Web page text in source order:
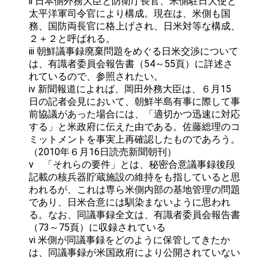
太平洋軍司令官により構成。現在は、米側も国
務、国防両長官に格上げされ、日米対等な構成、
２＋２と呼ばれる。
iii 朝鮮議事録廃棄問題をめぐる日米交渉について
は、有識者委員会報告書（54～55頁）に詳述さ
れているので、参照されたい。
iv 新聞報道によれば、岡田外務大臣は、６月15
日の記者会見において、朝鮮半島有事に際して事
前協議があった場合には、「適切かつ迅速に対応
する」と米政府に伝えた由である。佐藤総理のコ
ミットメントを事実上再確認したものであろう。
（2010年６月16日読売新聞朝刊）
v 「それらの要件」とは、秘密合意議事録後段
記載の核兵器貯蔵施設の維持をも指していると思
われるが、これは専ら米側内部の基地管理の問題
であり、日米合意には馴染まないように思われ
る。なお、同議事録全文は、有識者委員会報告書
（73～75頁）に収録されている
vi 米側が同議事録をどのように保管してきたか
は、同議事録が米国政府により公開されていない